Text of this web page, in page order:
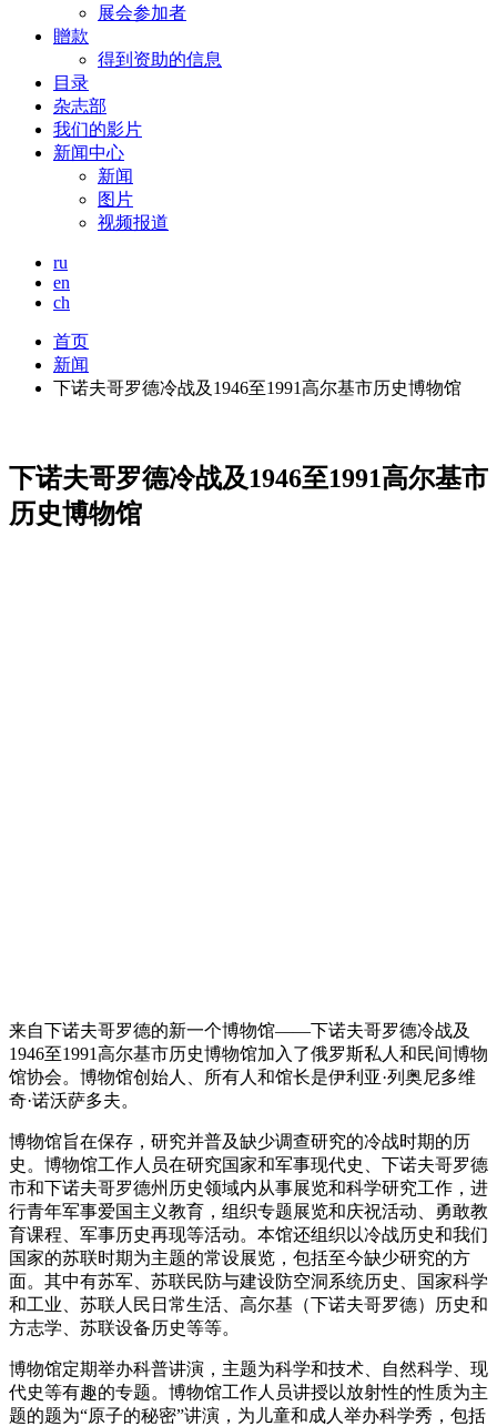
展会参加者
贈款
得到资助的信息
目录
杂志部
我们的影片
新闻中心
新闻
图片
视频报道
ru
en
ch
首页
新闻
下诺夫哥罗德冷战及1946至1991高尔基市历史博物馆
下诺夫哥罗德冷战及1946至1991高尔基市
历史博物馆
来自下诺夫哥罗德的新一个博物馆——下诺夫哥罗德冷战及
1946至1991高尔基市历史博物馆加入了俄罗斯私人和民间博物
馆协会。博物馆创始人、所有人和馆长是伊利亚·列奥尼多维
奇·诺沃萨多夫。
博物馆旨在保存，研究并普及缺少调查研究的冷战时期的历
史。博物馆工作人员在研究国家和军事现代史、下诺夫哥罗德
市和下诺夫哥罗德州历史领域内从事展览和科学研究工作，进
行青年军事爱国主义教育，组织专题展览和庆祝活动、勇敢教
育课程、军事历史再现等活动。本馆还组织以冷战历史和我们
国家的苏联时期为主题的常设展览，包括至今缺少研究的方
面。其中有苏军、苏联民防与建设防空洞系统历史、国家科学
和工业、苏联人民日常生活、高尔基（下诺夫哥罗德）历史和
方志学、苏联设备历史等等。
博物馆定期举办科普讲演，主题为科学和技术、自然科学、现
代史等有趣的专题。博物馆工作人员讲授以放射性的性质为主
题的题为“原子的秘密”讲演，为儿童和成人举办科学秀，包括